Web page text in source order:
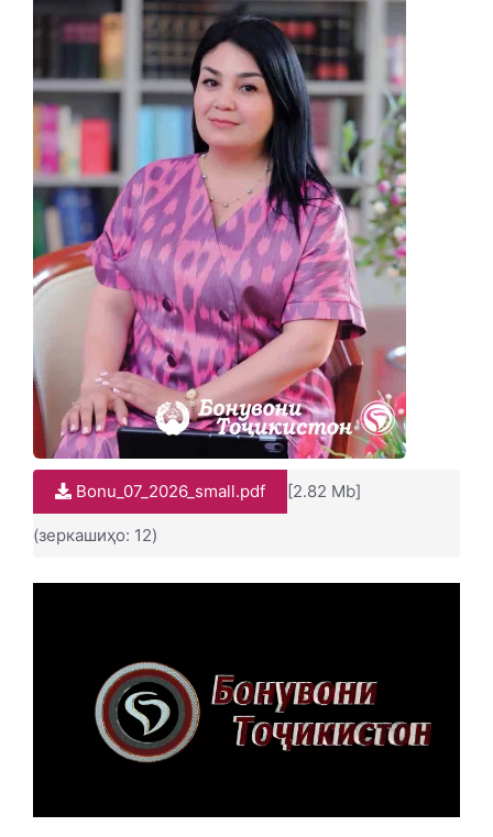
Bonu_07_2026_small.pdf [2.82 Mb]
(зеркашиҳо: 12)